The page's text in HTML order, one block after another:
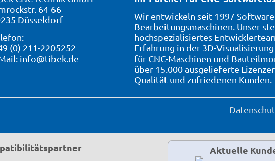
64-66
Düsseldorf
(0) 211-2205252
info@tibek.de
Wir entwickeln seit 1997
Bearbeitungsmaschinen. Unser
hochspezialisiertes
Erfahrung in der 3D-
für CNC-Maschinen und
über 15.000 ausgelieferte
Qualität und zufriedenen Kunden.
Aktuelle